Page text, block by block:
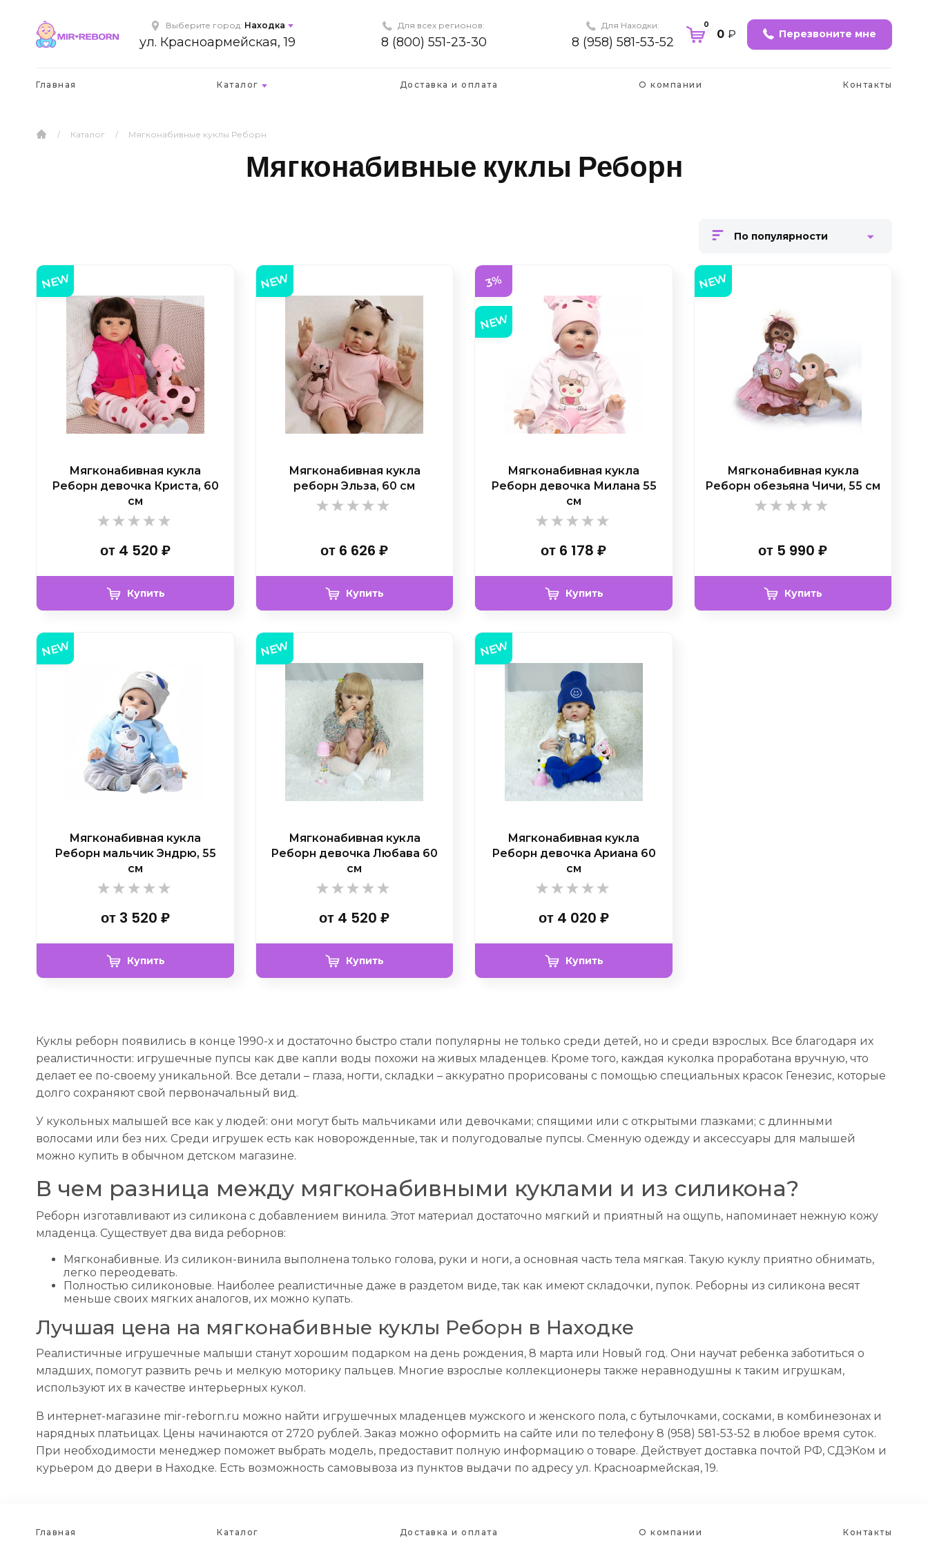
Выберите город: Находка
ул. Красноармейская, 19
Для всех регионов:
8 (800) 551-23-30
Для Находки:
8 (958) 581-53-52
0
0 ₽ Перезвоните мне
Главная Каталог Доставка и оплата О компании Контакты
/ Каталог / Мягконабивные куклы Реборн
Мягконабивные куклы Реборн
По популярности
NEW
Мягконабивная кукла
Реборн девочка Криста, 60
см
от4 520 ₽
Купить
NEW
Мягконабивная кукла
реборн Эльза, 60 см
от 6 626 ₽
Купить
3%
NEW
Мягконабивная кукла
Реборн девочка Милана 55
см
от 6 178 ₽
Купить
NEW
Мягконабивная кукла
Реборн обезьяна Чичи, 55 см
от 5 990 ₽
Купить
NEW
Мягконабивная кукла
Реборн мальчик Эндрю, 55
см
от3 520 ₽
Купить
NEW
Мягконабивная кукла
Реборн девочка Любава 60
см
от 4 520 ₽
Купить
NEW
Мягконабивная кукла
Реборн девочка Ариана 60
см
от4 020 ₽
Купить
Куклы реборн появились в конце 1990-х и достаточно быстро стали популярны не только среди детей, но и среди взрослых. Все благодаря их
реалистичности: игрушечные пупсы как две капли воды похожи на живых младенцев. Кроме того, каждая куколка проработана вручную, что
делает ее по-своему уникальной. Все детали – глаза, ногти, складки – аккуратно прорисованы с помощью специальных красок Генезис, которые
долго сохраняют свой первоначальный вид.
У кукольных малышей все как у людей: они могут быть мальчиками или девочками; спящими или с открытыми глазками; с длинными
волосами или без них. Среди игрушек есть как новорожденные, так и полугодовалые пупсы. Сменную одежду и аксессуары для малышей
можно купить в обычном детском магазине.
В чем разница между мягконабивными куклами и из силикона?
Реборн изготавливают из силикона с добавлением винила. Этот материал достаточно мягкий и приятный на ощупь, напоминает нежную кожу
младенца. Существует два вида реборнов:
Мягконабивные. Из силикон-винила выполнена только голова, руки и ноги, а основная часть тела мягкая. Такую куклу приятно обнимать,
легко переодевать.
Полностью силиконовые. Наиболее реалистичные даже в раздетом виде, так как имеют складочки, пупок. Реборны из силикона весят
меньше своих мягких аналогов, их можно купать.
Лучшая цена на мягконабивные куклы Реборн в Находке
Реалистичные игрушечные малыши станут хорошим подарком на день рождения, 8 марта или Новый год. Они научат ребенка заботиться о
младших, помогут развить речь и мелкую моторику пальцев. Многие взрослые коллекционеры также неравнодушны к таким игрушкам,
используют их в качестве интерьерных кукол.
В интернет-магазине mir-reborn.ru можно найти игрушечных младенцев мужского и женского пола, с бутылочками, сосками, в комбинезонах и
нарядных платьицах. Цены начинаются от 2720 рублей. Заказ можно оформить на сайте или по телефону 8 (958) 581-53-52 в любое время суток.
При необходимости менеджер поможет выбрать модель, предоставит полную информацию о товаре. Действует доставка почтой РФ, СДЭКом и
курьером до двери в Находке. Есть возможность самовывоза из пунктов выдачи по адресу ул. Красноармейская, 19.
Главная Каталог Доставка и оплата О компании Контакты